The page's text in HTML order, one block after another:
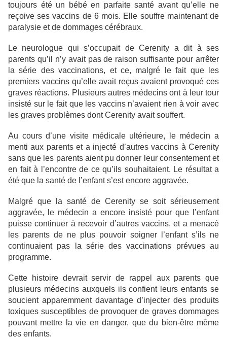
toujours été un bébé en parfaite santé avant qu’elle ne
reçoive ses vaccins de 6 mois. Elle souffre maintenant de
paralysie et de dommages cérébraux.
Le neurologue qui s’occupait de Cerenity a dit à ses
parents qu’il n’y avait pas de raison suffisante pour arrêter
la série des vaccinations, et ce, malgré le fait que les
premiers vaccins qu’elle avait reçus avaient provoqué ces
graves réactions. Plusieurs autres médecins ont à leur tour
insisté sur le fait que les vaccins n’avaient rien à voir avec
les graves problèmes dont Cerenity avait souffert.
Au cours d’une visite médicale ultérieure, le médecin a
menti aux parents et a injecté d’autres vaccins à Cerenity
sans que les parents aient pu donner leur consentement et
en fait à l’encontre de ce qu’ils souhaitaient. Le résultat a
été que la santé de l’enfant s’est encore aggravée.
Malgré que la santé de Cerenity se soit sérieusement
aggravée, le médecin a encore insisté pour que l’enfant
puisse continuer à recevoir d’autres vaccins, et a menacé
les parents de ne plus pouvoir soigner l’enfant s’ils ne
continuaient pas la série des vaccinations prévues au
programme.
Cette histoire devrait servir de rappel aux parents que
plusieurs médecins auxquels ils confient leurs enfants se
soucient apparemment davantage d’injecter des produits
toxiques susceptibles de provoquer de graves dommages
pouvant mettre la vie en danger, que du bien-être même
des enfants.